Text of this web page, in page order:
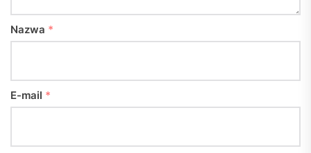
Nazwa *
E-mail *